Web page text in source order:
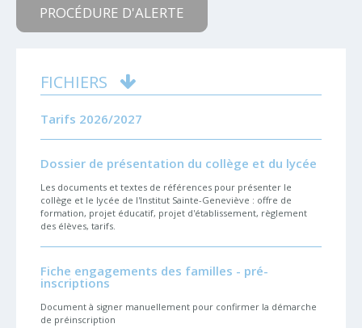
PROCÉDURE D'ALERTE
FICHIERS
Tarifs 2026/2027
Dossier de présentation du collège et du lycée
Les documents et textes de références pour présenter le
collège et le lycée de l'Institut Sainte-Geneviève : offre de
formation, projet éducatif, projet d'établissement, règlement
des élèves, tarifs.
Fiche engagements des familles - pré-
inscriptions
Document à signer manuellement pour confirmer la démarche
de préinscription